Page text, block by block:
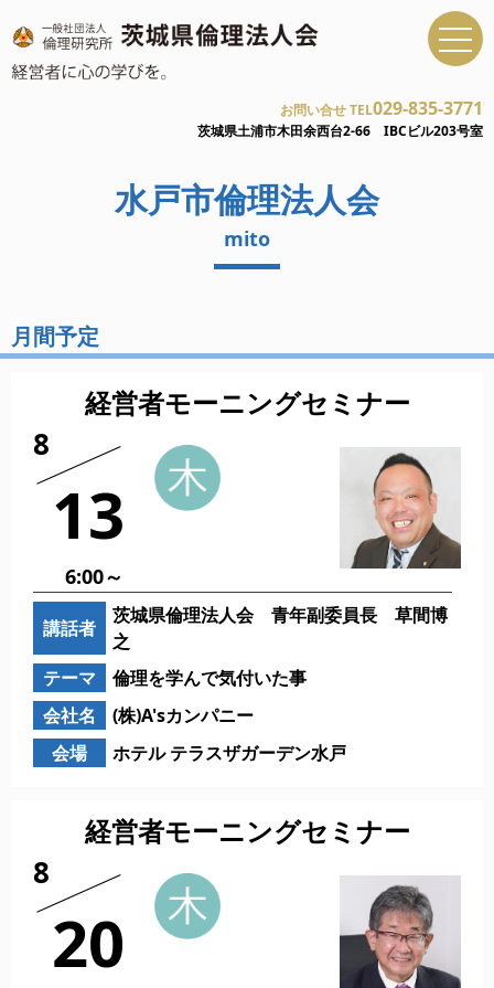
お問い合せ TEL029-835-3771
茨城県土浦市木田余西台2-66 IBCビル203号室
水戸市倫理法人会
mito
月間予定
経営者モーニングセミナー
8
13
6:00～
講話者
茨城県倫理法人会 青年副委員長 草間博
之
テーマ
倫理を学んで気付いた事
会社名
(株)A'sカンパニー
会場
ホテル テラスザガーデン水戸
経営者モーニングセミナー
8
20